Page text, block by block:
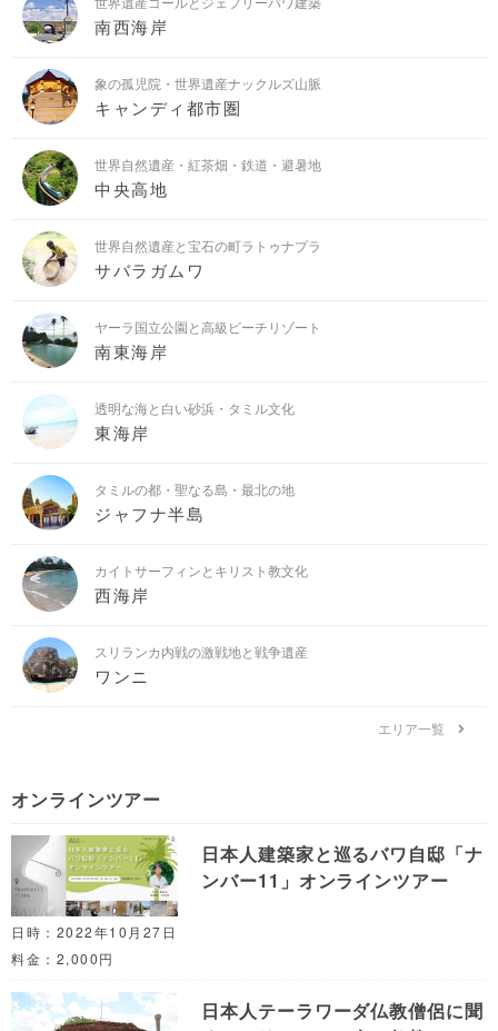
南西海岸
象の孤児院・世界遺産ナックルズ山脈
キャンディ都市圏
世界自然遺産・紅茶畑・鉄道・避暑地
中央高地
世界自然遺産と宝石の町ラトゥナプラ
サバラガムワ
ヤーラ国立公園と高級ビーチリゾート
南東海岸
透明な海と白い砂浜・タミル文化
東海岸
タミルの都・聖なる島・最北の地
ジャフナ半島
カイトサーフィンとキリスト教文化
西海岸
スリランカ内戦の激戦地と戦争遺産
ワンニ
エリア一覧
オンラインツアー
日本人建築家と巡るバワ自邸「ナ
ンバー11」オンラインツアー
日時：2022年10月27日
料金：2,000円
日本人テーラワーダ仏教僧侶に聞